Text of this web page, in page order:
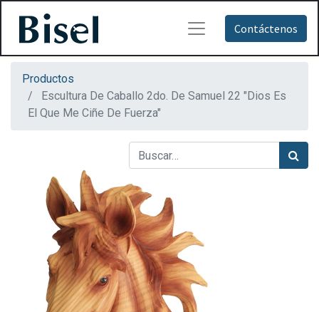
Contáctenos
Productos
Escultura De Caballo 2do. De Samuel 22 "Dios Es
El Que Me Ciñe De Fuerza"